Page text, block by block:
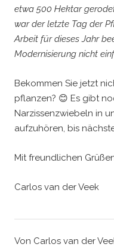
Von Carlos van der
etwa 500 Hektar
war der letzte Tag der
Arbeit für dieses Jahr
Modernisierung nicht
Bekommen Sie jetzt
pflanzen? 😊 Es gibt
Narzissenzwiebeln in
aufzuhören, bis
Mit freundlichen
Carlos van der Veek